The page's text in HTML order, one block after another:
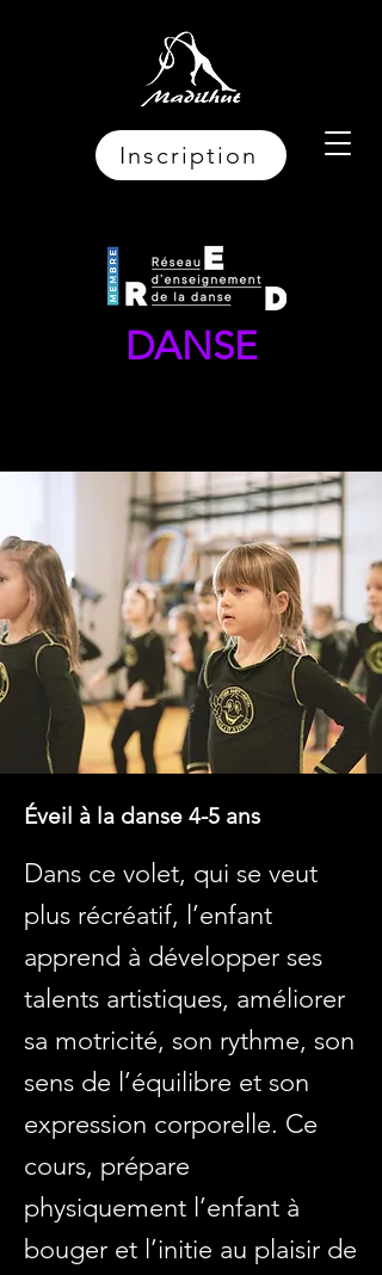
Inscription
DANSE
Éveil à la danse 4-5 ans
Dans ce volet, qui se veut
plus récréatif, l’enfant
apprend à développer ses
talents artistiques, améliorer
sa motricité, son rythme, son
sens de l’équilibre et son
expression corporelle. Ce
cours, prépare
physiquement l’enfant à
bouger et l’initie au plaisir de